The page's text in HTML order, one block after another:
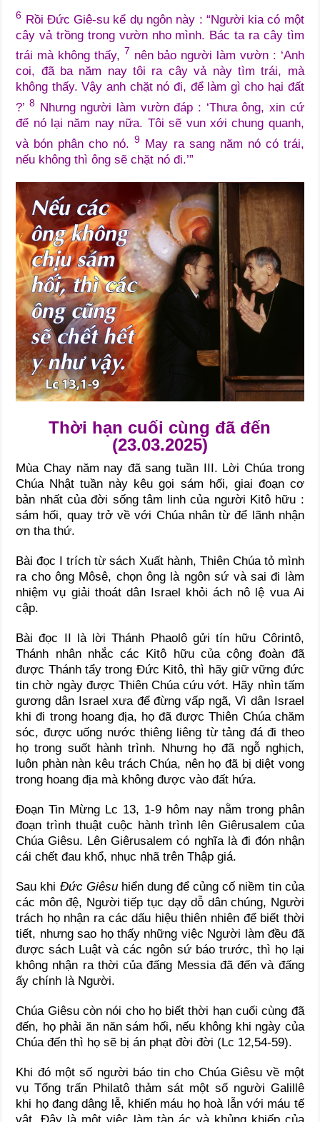
6 Rồi Đức Giê-su kể dụ ngôn này : “Người kia có một
cây vả trồng trong vườn nho mình. Bác ta ra cây tìm
trái mà không thấy, 7 nên bảo người làm vườn : ‘Anh
coi, đã ba năm nay tôi ra cây vả này tìm trái, mà
không thấy. Vậy anh chặt nó đi, để làm gì cho hại đất
?’ 8Nhưng người làm vườn đáp : ‘Thưa ông, xin cứ
để nó lại năm nay nữa. Tôi sẽ vun xới chung quanh,
và bón phân cho nó. 9 May ra sang năm nó có trái,
nếu không thì ông sẽ chặt nó đi.’”
Thời hạn cuối cùng đã đến
(23.03.2025)
Mùa Chay năm nay đã sang tuần III. Lời Chúa trong
Chúa Nhật tuần này kêu gọi sám hối, giai đoạn cơ
bản nhất của đời sống tâm linh của người Kitô hữu :
sám hối, quay trở về với Chúa nhân từ để lãnh nhận
ơn tha thứ.
Bài đọc I trích từ sách Xuất hành, Thiên Chúa tỏ mình
ra cho ông Môsê, chọn ông là ngôn sứ và sai đi làm
nhiệm vụ giải thoát dân Israel khỏi ách nô lệ vua Ai
cập.
Bài đọc II là lời Thánh Phaolô gửi tín hữu Côrintô,
Thánh nhân nhắc các Kitô hữu của cộng đoàn đã
được Thánh tẩy trong Đức Kitô, thì hãy giữ vững đức
tin chờ ngày được Thiên Chúa cứu vớt. Hãy nhìn tấm
gương dân Israel xưa để đừng vấp ngã, Vì dân Israel
khi đi trong hoang địa, họ đã được Thiên Chúa chăm
sóc, được uống nước thiêng liêng từ tảng đá đi theo
họ trong suốt hành trình. Nhưng họ đã ngỗ nghịch,
luôn phàn nàn kêu trách Chúa, nên họ đã bị diệt vong
trong hoang địa mà không được vào đất hứa.
Đoạn Tin Mừng Lc 13, 1-9 hôm nay nằm trong phân
đoạn trình thuật cuộc hành trình lên Giêrusalem của
Chúa Giêsu. Lên Giêrusalem có nghĩa là đi đón nhận
cái chết đau khổ, nhục nhã trên Thập giá.
Sau khi Đức Giêsuhiển dung để củng cố niềm tin của
các môn đệ, Người tiếp tục dạy dỗ dân chúng, Người
trách họ nhận ra các dấu hiệu thiên nhiên để biết thời
tiết, nhưng sao họ thấy những việc Người làm đều đã
được sách Luật và các ngôn sứ báo trước, thì họ lại
không nhận ra thời của đấng Messia đã đến và đấng
ấy chính là Người.
Chúa Giêsu còn nói cho họ biết thời hạn cuối cùng đã
đến, họ phải ăn năn sám hối, nếu không khi ngày của
Chúa đến thì họ sẽ bị án phạt đời đời (Lc 12,54-59).
Khi đó một số người báo tin cho Chúa Giêsu về một
vụ Tổng trấn Philatô thảm sát một số người Galillê
khi họ đang dâng lễ, khiến máu họ hoà lẫn với máu tế
vật. Đây là một việc làm tàn ác và khủng khiếp của